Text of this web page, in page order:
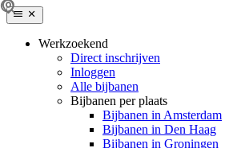
Werkzoekend
Direct inschrijven
Inloggen
Alle bijbanen
Bijbanen per plaats
Bijbanen in Amsterdam
Bijbanen in Den Haag
Bijbanen in Groningen